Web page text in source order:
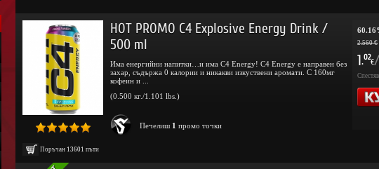
Поръчан 13601 пъти
HOT PROMO C4 Explosive Energy Drink /
500 ml
Има енергийни напитки…и има C4 Energy! C4 Energy е направен без
захар, съдържа 0 калории и никакви изкуствени аромати. С 160мг
кофеин и ...
(0.500 кг./1.101 lbs.)
Печелиш 1 промо точки
2.560 €
1.02
€/